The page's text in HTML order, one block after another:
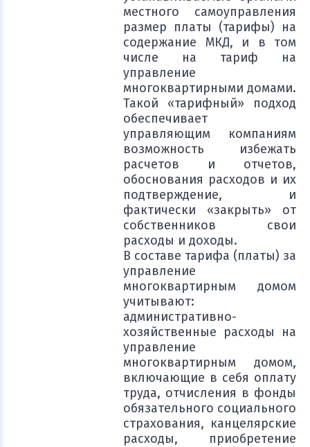
местного самоуправления
размер платы (тарифы) на
содержание МКД, и в том
числе на тариф на
управление
многоквартирными домами.
Такой «тарифный» подход
обеспечивает
управляющим компаниям
возможность избежать
расчетов и отчетов,
обоснования расходов и их
подтверждение, и
фактически «закрыть» от
собственников свои
расходы и доходы.
В составе тарифа (платы) за
управление
многоквартирным домом
учитывают:
административно-
хозяйственные расходы на
управление
многоквартирным домом,
включающие в себя оплату
труда, отчисления в фонды
обязательного социального
страхования, канцелярские
расходы, приобретение